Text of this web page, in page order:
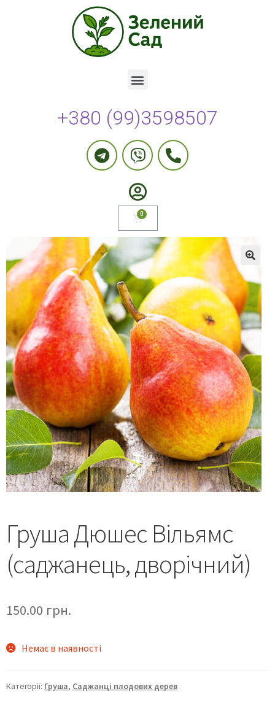
+380 (99)3598507
Груша Дюшес Вільямс
(саджанець, дворічний)
150.00 грн.
Немає в наявності
Категорії: Груша, Саджанці плодових дерев